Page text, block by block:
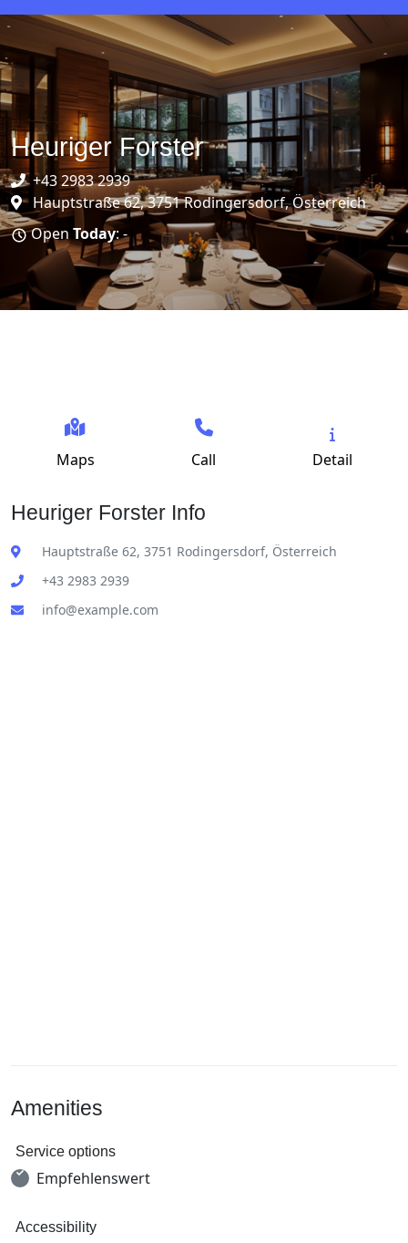
Heuriger Forster
+43 2983 2939
Hauptstraße 62, 3751 Rodingersdorf, Österreich
Open Today: -
Maps Call Detail
Heuriger Forster Info
Hauptstraße 62, 3751 Rodingersdorf, Österreich
+43 2983 2939
info@example.com
Amenities
Service options
Empfehlenswert
Accessibility